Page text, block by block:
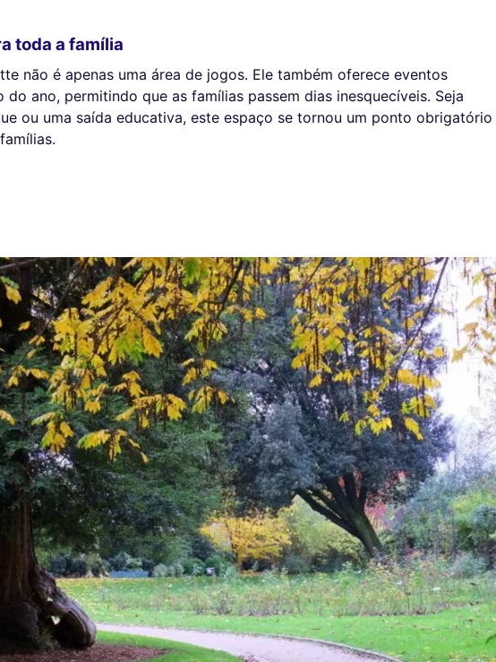
toda a família
não é apenas uma área de jogos. Ele também oferece eventos
do ano, permitindo que as famílias passem dias inesquecíveis. Seja
ou uma saída educativa, este espaço se tornou um ponto obrigatório